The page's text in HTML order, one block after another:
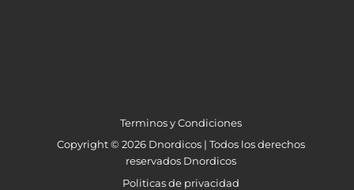
Terminos y Condiciones
Copyright © 2026 Dnordicos | Todos los derechos
reservados Dnordicos
Politicas de privacidad